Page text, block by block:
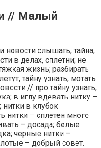
// Малый
новости слышать, тайна;
в делах, сплетни; не
жизнь; разбирать
тайну узнать; мотать
// про тайну узнать,
в иглу вдевать нитку –
нитки в клубок
нитки – сплетен много
– досада; белые
черные нитки –
– добрый совет.